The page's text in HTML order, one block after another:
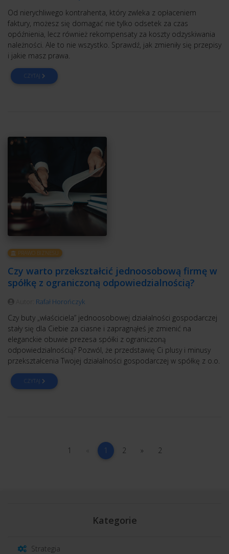
Od nierychliwego kontrahenta, który zwleka z opłaceniem
faktury, możesz się domagać nie tylko odsetek za czas
opóźnienia, lecz również rekompensaty za koszty odzyskiwania
należności. Ale to nie wszystko. Sprawdź, jak zmieniły się przepisy
i jakie masz prawa.
CZYTAJ
PRAWO BIZNESU
Czy warto przekształcić jednoosobową firmę w
spółkę z ograniczoną odpowiedzialnością?
Rafał Horończyk
Czy buty „właściciela” jednoosobowej działalności gospodarczej
stały się dla Ciebie za ciasne i zapragnąłeś je zmienić na
eleganckie obuwie prezesa spółki z ograniczoną
odpowiedzialnością? Pozwól, że przedstawię Ci plusy i minusy
przekształcenia Twojej działalności gospodarczej w spółkę z o.o.
CZYTAJ
1 poprzednia
1 (current)
22 »następna
22
Kategorie
Strategia